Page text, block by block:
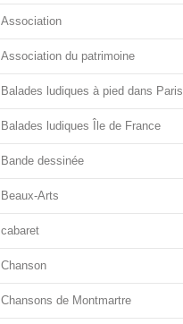
Association
Association du patrimoine
Balades ludiques à pied dans Paris
Balades ludiques Île de France
Bande dessinée
Beaux-Arts
cabaret
Chanson
Chansons de Montmartre